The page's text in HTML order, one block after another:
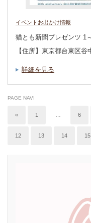
イベントお出かけ情報
猫とも新聞プレゼンツ 1
【住所】東京都台東区
詳細を見る
PAGE NAVI
« 1 6
12 13 14 15